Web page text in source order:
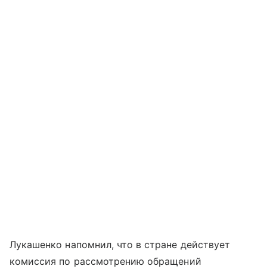
Лукашенко напомнил, что в стране действует
комиссия по рассмотрению обращений